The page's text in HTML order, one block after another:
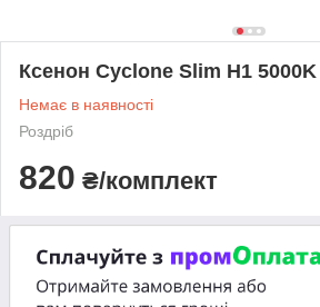
Ксенон Cyclone Slim H1
Немає в наявності
Роздріб
820 ₴/комплект